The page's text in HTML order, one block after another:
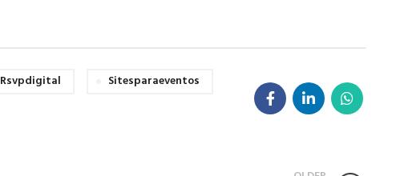
Rsvpdigital
Sitesparaeventos